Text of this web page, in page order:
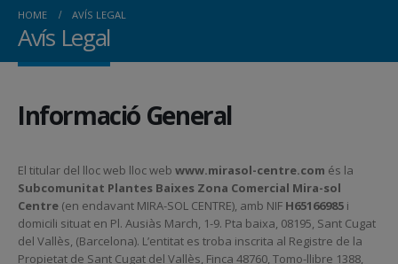
HOME AVÍS LEGAL
Avís Legal
Informació General
El titular del lloc web lloc web www.mirasol-centre.com és la
Subcomunitat Plantes Baixes Zona Comercial Mira-sol
Centre (en endavant MIRA-SOL CENTRE), amb NIF H65166985 i
domicili situat en Pl. Ausiàs March, 1-9. Pta baixa, 08195, Sant Cugat
del Vallès, (Barcelona). L’entitat es troba inscrita al Registre de la
Propietat de Sant Cugat del Vallès, Finca 48760, Tomo-llibre 1388,